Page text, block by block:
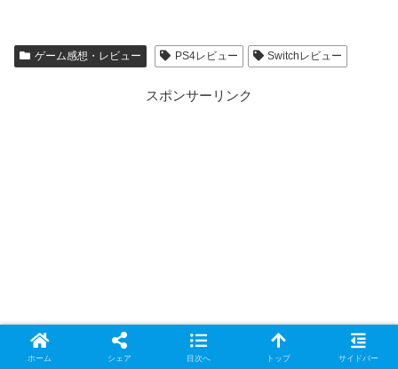
ゲーム感想・レビュー PS4レビュー Switchレビュー
スポンサーリンク
ホーム シェア 目次へ トップ サイドバー